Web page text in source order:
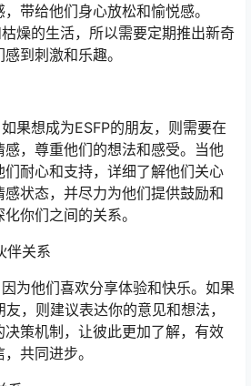
带给他们身心放松和愉悦感。
燥的生活，所以需要定期推出新奇
到刺激和乐趣。
果想成为ESFP的朋友，则需要在
，尊重他们的想法和感受。当他
耐心和支持，详细了解他们关心
状态，并尽力为他们提供鼓励和
你们之间的关系。
伴关系
为他们喜欢分享体验和快乐。如果
，则建议表达你的意见和想法，
策机制，让彼此更加了解，有效
共同进步。